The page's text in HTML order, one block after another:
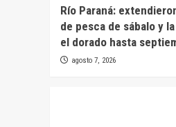
Río Paraná:
de pesca de sábalo y
el dorado hasta
agosto 7, 2026